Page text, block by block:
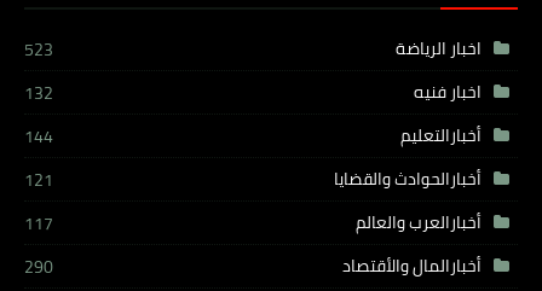
اخبار الرياضة
523
اخبار فنيه
132
أخبارالتعليم
144
أخبارالحوادث والقضايا
121
أخبارالعرب والعالم
117
أخبارالمال والأقتصاد
290